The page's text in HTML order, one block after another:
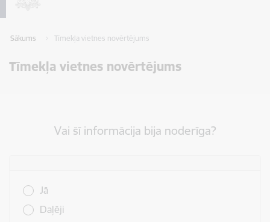
Sākums Tīmekļa vietnes novērtējums
Tīmekļa vietnes novērtējums
Vai šī informācija bija noderīga?
Jā
Daļēji